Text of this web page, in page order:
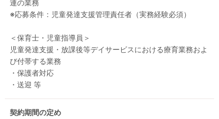
連の業務
※応募条件：児童発達支援管理責任者（実務経験必須）
＜保育士・児童指導員＞
児童発達支援・放課後等デイサービスにおける療育業務およ
び付帯する業務
・保護者対応
・送迎 等
契約期間の定め